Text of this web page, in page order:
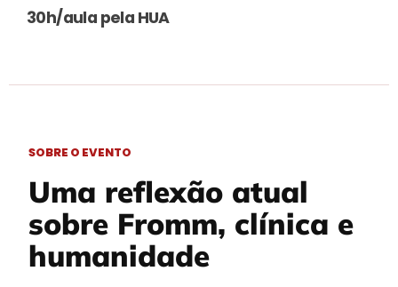
30h/aula pela HUA
SOBRE O EVENTO
Uma reflexão atual
sobre Fromm, clínica e
humanidade